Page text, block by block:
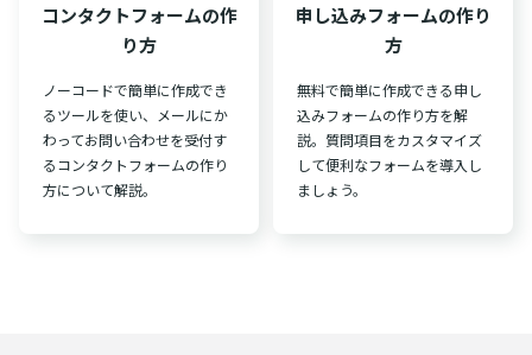
コンタクトフォームの作
り方
ノーコードで簡単に作成でき
るツールを使い、メールにか
わってお問い合わせを受付す
るコンタクトフォームの作り
方について解説。
申し込みフォームの作り
方
無料で簡単に作成できる申し
込みフォームの作り方を解
説。質問項目をカスタマイズ
して便利なフォームを導入し
ましょう。